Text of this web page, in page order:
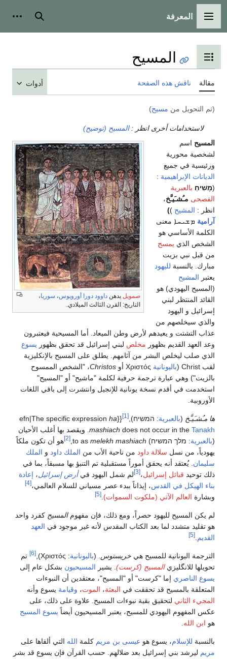
القائمة الرئيسية
المعرفة بحث
تبديل عرض جدول المحتويات
المسيح
مقالة ناقش هذه الصفحة أدوات
(تم التحويل من مسيح)
لاستخدامات أخرى انظر :المسيح (توضيح)
صمويل يدهن داوود دورا أوروپوس، سوريا،
التاريخ: القرن الثالث الميلادي.
المسيح اسم
لشخصية محورية
ورئيسية في جميع
الديانات الإبراهيمية :
(מָשִׁיחַ بالعبرية
الفصحى مـُشـَيـَّخ،
انظر : المشيح )
)
آرامية ܡܫܝܚܐ معنى
الكلمة الأساسي هو
الشخص الذي يمسح
من قبل نبي بزيت
مبارك. بالنسبة لليهود
يعتبر المشيح
(المسيح اليهودي) هو
القائد المنتظر لبني
إسرائيل و اليهود
والذي سيخلصهم من
عذاب التشتت و يعيدهم لأرض وطن الميعاد. أما المسيحية فيعتبرون
وعد العهد القديم بظهور مخلص لبني إسرائيل قد تحقق بظهور يسوع
الذي صلب ليخلص البشر من آثامهم. يطلق على المسيح بالإنكليزية
لقب Christ (
باليونانية Christos، "الشخص الممسوح
بالزيت") وهي عبارة ترجمة حرفية لكلمة "ماشيح" أو "المسيح"
استخدمت في أقدم نسخة يونانية للإنجيل وانتشرت إلى باقي اللغات
الأوروبية.
ها مـُشـَيـَّخ (بالعبرية: המשיח [1]
{{efn|The specific expression
ha
mashiach does not occur in the Tanakh
. ويقصد بها أغلب الأحيان
to as melekh mashiach ( بالعبرية: מלך המשיח ‎),
[2]
هو أن تكون ملكاً
يهودياً، من نسل سلالة داود من ناحية الأب من الملك داود و الملك
سليمان . يُعتقد أنه يحقق أموراً مستقبلية تم التنبؤ بها مسبقاً، بما في
ذلك توحيد قبائل إسرائيل،[3] لم شمل اليهود فيأرض إسرائيل، إعادة
بناء الهيكل في القدس، إيذاناً ببدء عصر مسياني للسلام العالمي،[4]
وبشارة العالم الآتي (ملكوت السموات) [5]
لم يكن المسيح لليهود حصراً، ومع ذلك، فإن مفهومالمسيح كفرد واحد
هو تقليد متشدد لما بعد الكتاب المقدس لأنه غير موجود في العهد
القديم [5]
الترجمة اليونانية للمسيح هي خريستوس . (باليونانية:
Χριστός
),
[6]
تم
تحويلها للانگليزيالمسيح (كرست) . يشير المسيحيون بشكل عام إلى
يسوع الناصري إما "كرست" أو "المسيح"، معتقدين أن النبوءات
المتعلقة بالمسيح قد تحققت في البعثة، الموت، وقيامة يسوع وأنه
المجيء الثاني لتحقيق بقية نبوءات المسيح. علاوة على ذلك، على
عكس المفهوم اليهودي للمسيح، يعتبر المسيحيون أيضاً يسوع المسيح
هو ابن الله
بالنسبة للإسلام، يسوع هو عيسى بن مريم كلمة الله التي ألقاها على
مريم ليرشد بني إسرائيل بعد ضلالهم. حسب القرآن فإن يسوع قد بشر